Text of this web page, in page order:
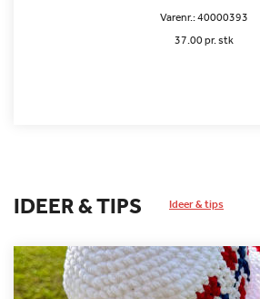
Varenr.:40000393
37.00 pr. stk
IDEER & TIPS Ideer & tips